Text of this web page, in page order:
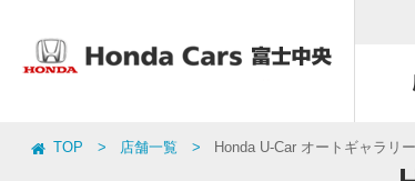
取扱い車種一覧
TOP 店舗一覧 Honda U-Car オートギャラリ